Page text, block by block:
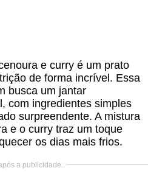
e curry é um prato
de forma incrível. Essa
busca um jantar
com ingredientes simples
surpreendente. A mistura
e o curry traz um toque
os dias mais frios.
a publicidade..